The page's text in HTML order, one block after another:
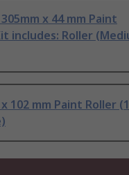
305mm x 44 mm Paint
includes: Roller
x 102 mm Paint Roller